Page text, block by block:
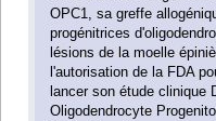
OPC1, sa greffe
progénitrices
lésions de la moelle
l'autorisation de la FDA
lancer son étude clinique
Oligodendrocyte